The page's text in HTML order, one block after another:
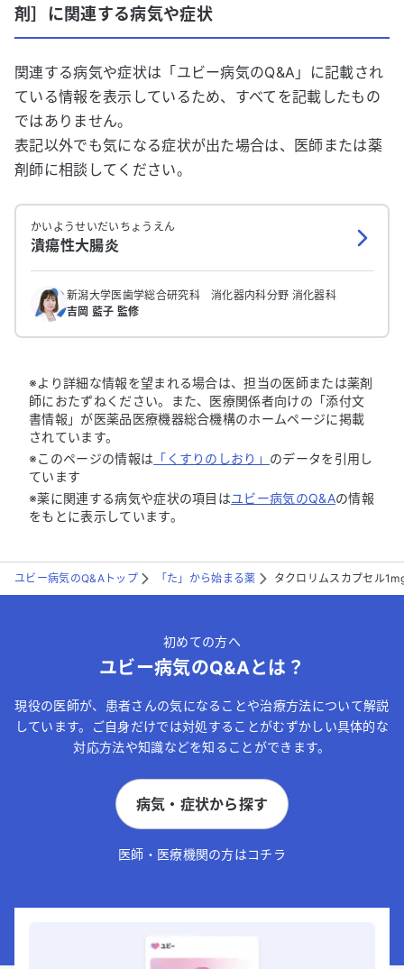
剤］ に関連する病気や症状
関連する病気や症状は「ユビー病気のQ&A」に記載され
ている情報を表示しているため、すべてを記載したもの
ではありません。
表記以外でも気になる症状が出た場合は、医師または薬
剤師に相談してください。
かいようせいだいちょうえん
潰瘍性大腸炎
新潟大学医歯学総合研究科 消化器内科分野 消化器科
吉岡 藍子 監修
※より詳細な情報を望まれる場合は、担当の医師または薬剤
師におたずねください。また、医療関係者向けの「添付文
書情報」が医薬品医療機器総合機構のホームページに掲載
されています。
※このページの情報は 「くすりのしおり」 のデータを引用し
ています
※薬に関連する病気や症状の項目はユビー病気のQ&Aの情報
をもとに表示しています。
ユビー病気のQ&Aトップ 「た」から始まる薬 タクロリムスカプセル
初めての方へ
ユビー病気のQ&Aとは？
現役の医師が、患者さんの気になることや治療方法について解説
しています。ご自身だけでは対処することがむずかしい具体的な
対応方法や知識などを知ることができます。
病気・症状から探す
医師・医療機関の方はコチラ